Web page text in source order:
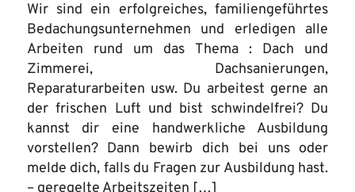
Wir sind ein erfolgreiches, familiengeführtes
Bedachungsunternehmen und erledigen alle
Arbeiten rund um das Thema : Dach und
Zimmerei, Dachsanierungen,
Reparaturarbeiten usw. Du arbeitest gerne an
der frischen Luft und bist schwindelfrei? Du
kannst dir eine handwerkliche Ausbildung
vorstellen? Dann bewirb dich bei uns oder
melde dich, falls du Fragen zur Ausbildung hast.